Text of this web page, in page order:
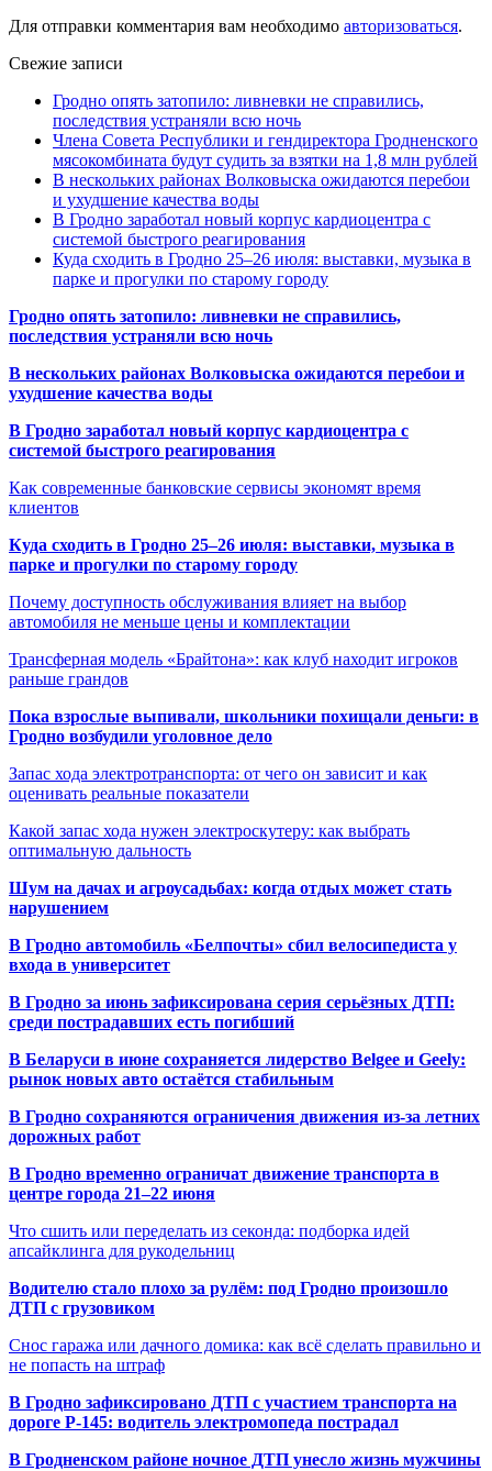
Для отправки комментария вам необходимо авторизоваться.
Свежие записи
Гродно опять затопило: ливневки не справились,
последствия устраняли всю ночь
Члена Совета Республики и гендиректора Гродненского
мясокомбината будут судить за взятки на 1,8 млн рублей
В нескольких районах Волковыска ожидаются перебои
и ухудшение качества воды
В Гродно заработал новый корпус кардиоцентра с
системой быстрого реагирования
Куда сходить в Гродно 25–26 июля: выставки, музыка в
парке и прогулки по старому городу
Гродно опять затопило: ливневки не справились,
последствия устраняли всю ночь
В нескольких районах Волковыска ожидаются перебои и
ухудшение качества воды
В Гродно заработал новый корпус кардиоцентра с
системой быстрого реагирования
Как современные банковские сервисы экономят время
клиентов
Куда сходить в Гродно 25–26 июля: выставки, музыка в
парке и прогулки по старому городу
Почему доступность обслуживания влияет на выбор
автомобиля не меньше цены и комплектации
Трансферная модель «Брайтона»: как клуб находит игроков
раньше грандов
Пока взрослые выпивали, школьники похищали деньги: в
Гродно возбудили уголовное дело
Запас хода электротранспорта: от чего он зависит и как
оценивать реальные показатели
Какой запас хода нужен электроскутеру: как выбрать
оптимальную дальность
Шум на дачах и агроусадьбах: когда отдых может стать
нарушением
В Гродно автомобиль «Белпочты» сбил велосипедиста у
входа в университет
В Гродно за июнь зафиксирована серия серьёзных ДТП:
среди пострадавших есть погибший
В Беларуси в июне сохраняется лидерство Belgee и Geely:
рынок новых авто остаётся стабильным
В Гродно сохраняются ограничения движения из-за летних
дорожных работ
В Гродно временно ограничат движение транспорта в
центре города 21–22 июня
Что сшить или переделать из секонда: подборка идей
апсайклинга для рукодельниц
Водителю стало плохо за рулём: под Гродно произошло
ДТП с грузовиком
Снос гаража или дачного домика: как всё сделать правильно и
не попасть на штраф
В Гродно зафиксировано ДТП с участием транспорта на
дороге Р-145: водитель электромопеда пострадал
В Гродненском районе ночное ДТП унесло жизнь мужчины